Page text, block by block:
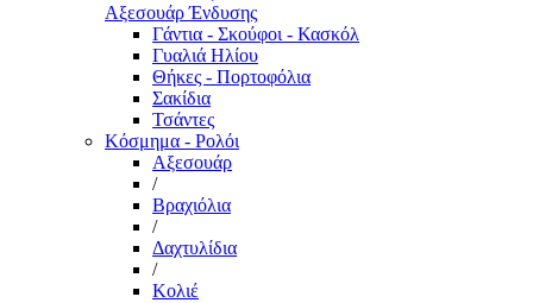
Αξεσουάρ Ένδυσης
Γάντια - Σκούφοι - Κασκόλ
Γυαλιά Ηλίου
Θήκες - Πορτοφόλια
Σακίδια
Τσάντες
Κόσμημα - Ρολόι
Αξεσουάρ
/
Βραχιόλια
/
Δαχτυλίδια
/
Κολιέ